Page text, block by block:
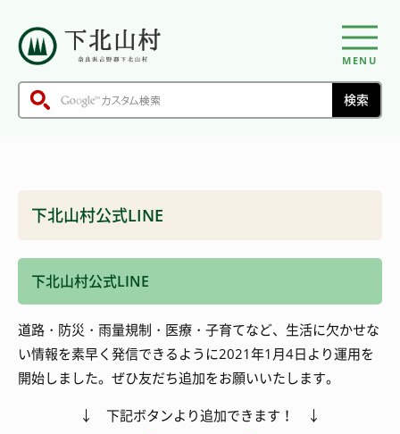
MENU
下北山村公式LINE
下北山村公式LINE
道路・防災・雨量規制・医療・子育てなど、生活に欠かせな
い情報を素早く発信できるように2021年1月4日より運用を
開始しました。ぜひ友だち追加をお願いいたします。
↓ 下記ボタンより追加できます！ ↓